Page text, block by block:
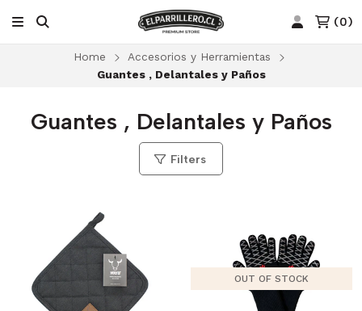
(0)
Home
Accesorios y Herramientas
Guantes , Delantales y Paños
Guantes , Delantales y Paños
Filters
OUT OF STOCK